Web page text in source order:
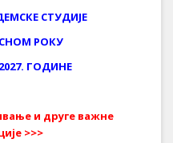
СТУДИЈЕ
РОКУ
27. ГОДИНЕ
и друге важне
>>>